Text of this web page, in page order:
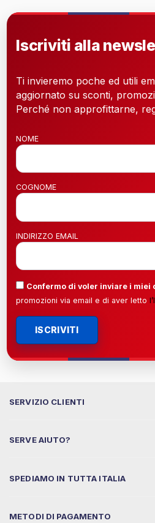
Iscriviti alla
Ti invieremo poche ed utili
aggiornato su sconti,
Perché non approfittarne,
NOME
COGNOME
INDIRIZZO EMAIL
Confermo di voler inviare i miei
promozioni via email e di aver letto l’
ISCRIVITI
SERVIZIO CLIENTI
SERVE AIUTO?
SPEDIAMO IN TUTTA ITALIA
METODI DI PAGAMENTO